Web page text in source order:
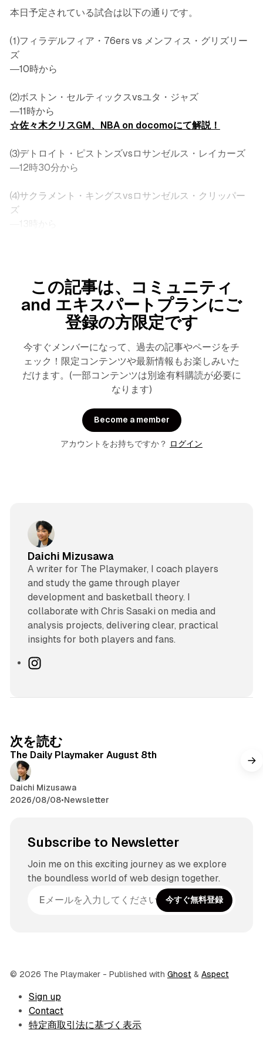
本日予定されている試合は以下の通りです。
⑴フィラデルフィア・76ers vs メンフィス・グリズリー
ズ
―10時から
⑵ボストン・セルティックスvsユタ・ジャズ
―11時から
☆佐々木クリスGM、NBA on docomoにて解説！
⑶デトロイト・ピストンズvsロサンゼルス・レイカーズ
―12時30分から
⑷サクラメント・キングスvsロサンゼルス・クリッパー
ズ
―13時から
この記事は、コミュニティ
and エキスパートプランにご
登録の方限定です
今すぐメンバーになって、過去の記事やページをチ
ェック！限定コンテンツや最新情報もお楽しみいた
だけます。(一部コンテンツは別途有料購読が必要に
なります)
Become a member
アカウントをお持ちですか？ ログイン
Daichi Mizusawa
A writer for The Playmaker, I coach players
and study the game through player
development and basketball theory. I
collaborate with Chris Sasaki on media and
analysis projects, delivering clear, practical
insights for both players and fans.
I
g
r
a
次を読む
The Daily Playmaker August 8th
Daichi Mizusawa
2026/08/08•Newsletter
Subscribe to Newsletter
Join me on this exciting journey as we explore
the boundless world of web design together.
今すぐ無料登録
© 2026 The Playmaker- Published with Ghost & Aspect
Sign up
Contact
特定商取引法に基づく表示